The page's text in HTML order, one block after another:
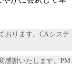
おります。CAシステ
感謝いたします。PM